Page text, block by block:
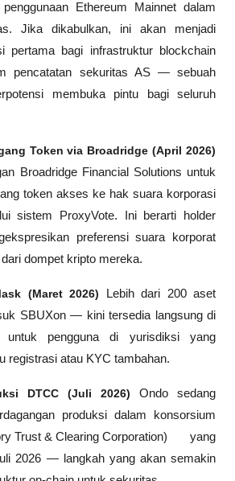
Ethereum Mainnet dalam
Jika dikabulkan, ini akan menjadi
pertama bagi infrastruktur blockchain
pencatatan sekuritas AS — sebuah
membuka pintu bagi seluruh
Token via Broadridge (April 2026)
Broadridge Financial Solutions untuk
token akses ke hak suara korporasi
sistem ProxyVote. Ini berarti holder
preferensi suara korporat
dompet kripto mereka.
(Maret 2026) Lebih dari 200 aset
SBUXon — kini tersedia langsung di
untuk pengguna di yurisdiksi yang
registrasi atau KYC tambahan.
DTCC (Juli 2026) Ondo sedang
produksi dalam konsorsium
Trust & Clearing Corporation) yang
2026 — langkah yang akan semakin